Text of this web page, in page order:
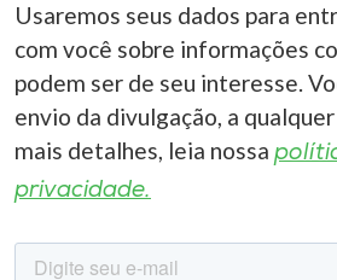
Usaremos seus dados para
com você sobre informações
podem ser de seu interesse.
envio da divulgação, a
mais detalhes, leia nossa
privacidade.